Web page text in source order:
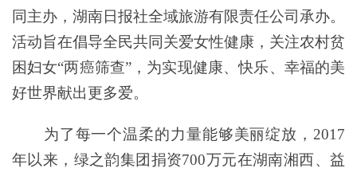
同主办，湖南日报社全域旅游有限责任公司承办。
活动旨在倡导全民共同关爱女性健康，关注农村贫
困妇女“两癌筛查”，为实现健康、快乐、幸福的美
好世界献出更多爱。
为了每一个温柔的力量能够美丽绽放，2017
年以来，绿之韵集团捐资700万元在湖南湘西、益